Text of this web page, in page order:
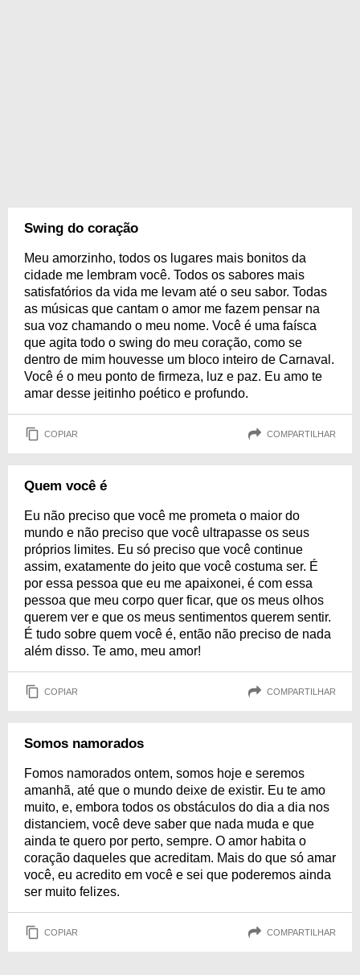
Swing do coração
Meu amorzinho, todos os lugares mais bonitos da
cidade me lembram você. Todos os sabores mais
satisfatórios da vida me levam até o seu sabor. Todas
as músicas que cantam o amor me fazem pensar na
sua voz chamando o meu nome. Você é uma faísca
que agita todo o swing do meu coração, como se
dentro de mim houvesse um bloco inteiro de Carnaval.
Você é o meu ponto de firmeza, luz e paz. Eu amo te
amar desse jeitinho poético e profundo.
COPIAR COMPARTILHAR
Quem você é
Eu não preciso que você me prometa o maior do
mundo e não preciso que você ultrapasse os seus
próprios limites. Eu só preciso que você continue
assim, exatamente do jeito que você costuma ser. É
por essa pessoa que eu me apaixonei, é com essa
pessoa que meu corpo quer ficar, que os meus olhos
querem ver e que os meus sentimentos querem sentir.
É tudo sobre quem você é, então não preciso de nada
além disso. Te amo, meu amor!
COPIAR COMPARTILHAR
Somos namorados
Fomos namorados ontem, somos hoje e seremos
amanhã, até que o mundo deixe de existir. Eu te amo
muito, e, embora todos os obstáculos do dia a dia nos
distanciem, você deve saber que nada muda e que
ainda te quero por perto, sempre. O amor habita o
coração daqueles que acreditam. Mais do que só amar
você, eu acredito em você e sei que poderemos ainda
ser muito felizes.
COPIAR COMPARTILHAR